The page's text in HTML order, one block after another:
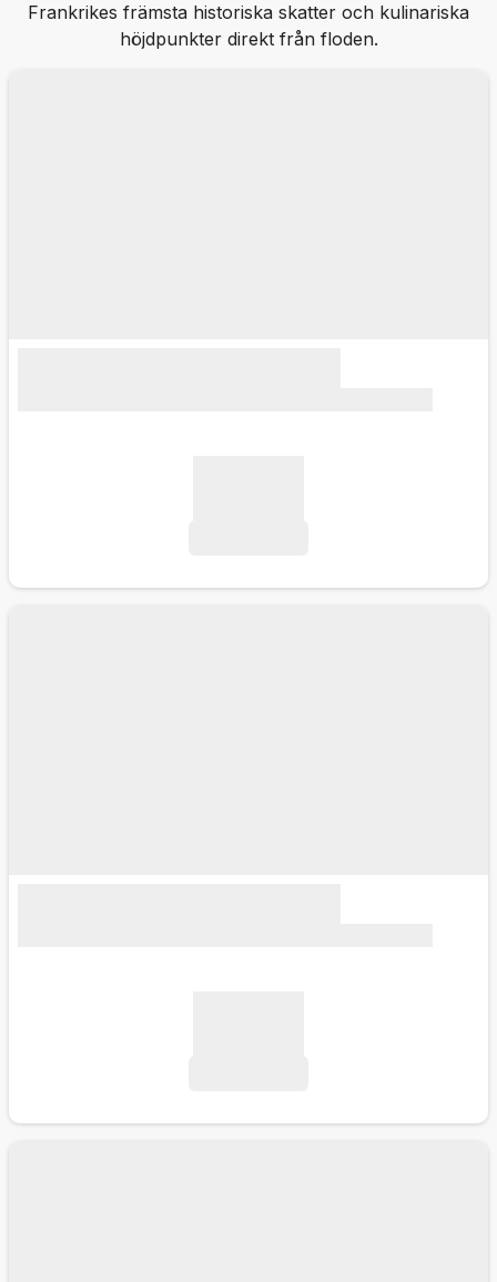
Frankrikes främsta historiska skatter och kulinariska
höjdpunkter direkt från floden.